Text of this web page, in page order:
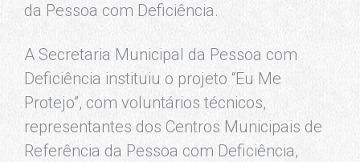
da Pessoa com Deficiência.
A Secretaria Municipal da Pessoa com
Deficiência instituiu o projeto “Eu Me
Protejo”, com voluntários técnicos,
representantes dos Centros Municipais de
Referência da Pessoa com Deficiência,